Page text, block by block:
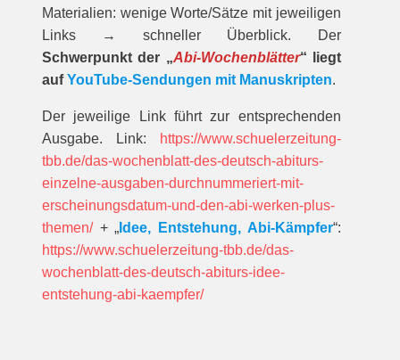
Materialien: wenige Worte/Sätze mit jeweiligen
Links → schneller Überblick. Der
Schwerpunkt der „Abi-Wochenblätter“ liegt
aufYouTube-Sendungen mit Manuskripten.
Der jeweilige Link führt zur entsprechenden
Ausgabe. Link:
https://www.schuelerzeitung-
tbb.de/das-wochenblatt-des-deutsch-abiturs-
einzelne-ausgaben-durchnummeriert-mit-
erscheinungsdatum-und-den-abi-werken-plus-
themen/+ „ Idee, Entstehung, Abi-Kämpfer“:
https://www.schuelerzeitung-tbb.de/das-
wochenblatt-des-deutsch-abiturs-idee-
entstehung-abi-kaempfer/